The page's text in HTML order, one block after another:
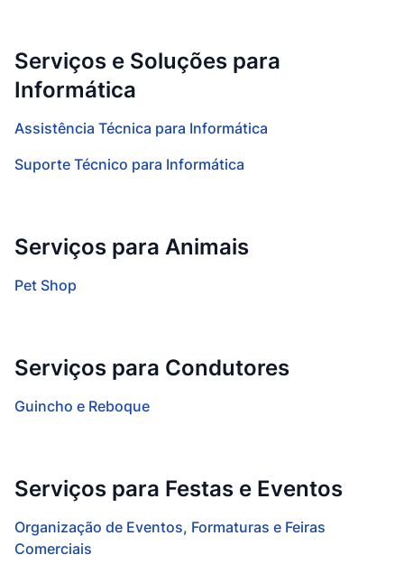
Serviços e Soluções para
Informática
Assistência Técnica para Informática
Suporte Técnico para Informática
Serviços para Animais
Pet Shop
Serviços para Condutores
Guincho e Reboque
Serviços para Festas e Eventos
Organização de Eventos, Formaturas e Feiras
Comerciais